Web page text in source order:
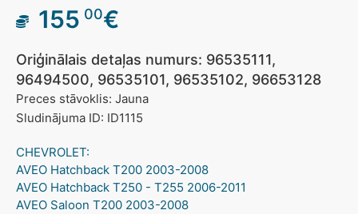
155 00€
Oriģinālais detaļas numurs: 96535111,
96494500, 96535101, 96535102, 96653128
Preces stāvoklis: Jauna
Sludinājuma ID: ID1115
CHEVROLET:
AVEO Hatchback T200 2003-2008
AVEO Hatchback T250 - T255 2006-2011
AVEO Saloon T200 2003-2008